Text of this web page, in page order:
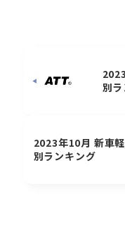
別
2023年10月 新車
別ランキング